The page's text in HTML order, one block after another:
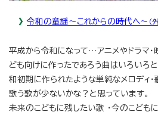
令和の童謡～これからの時代へ～ （
平成から令和になって…アニメやドラマ
ども向けに作ったであろう曲はいろいろと
和初期に作られたような単純なメロディ
歌う歌が少ないかな？と思っています。
未来のこどもに残したい歌 ・今のこども